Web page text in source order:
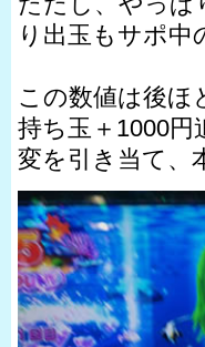
り出玉もサポ中
この数値は後ほ
持ち玉＋1000円
変を引き当て、